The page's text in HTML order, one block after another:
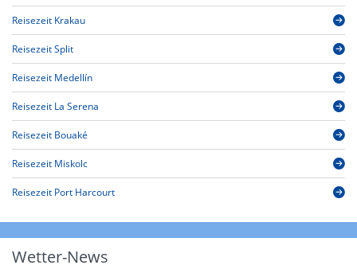
Reisezeit Krakau
Reisezeit Split
Reisezeit Medellín
Reisezeit La Serena
Reisezeit Bouaké
Reisezeit Miskolc
Reisezeit Port Harcourt
Wetter-News